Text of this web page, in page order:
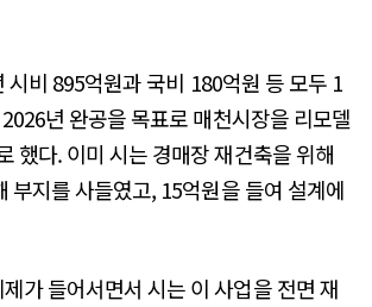
시비 895억원과 국비 180억원 등 모두 1
년 완공을 목표로 매천시장을 리모델
했다. 이미 시는 경매장 재건축을 위해
부지를 사들였고, 15억원을 들여 설계에
가 들어서면서 시는 이 사업을 전면 재